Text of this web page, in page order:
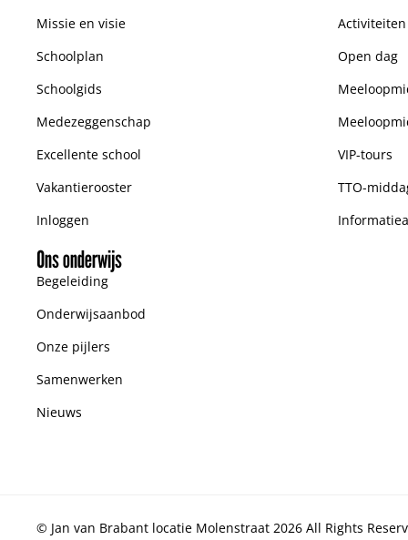
Missie en visie
Schoolplan
Schoolgids
Medezeggenschap
Excellente school
Vakantierooster
Inloggen
Ons onderwijs
Begeleiding
Onderwijsaanbod
Onze pijlers
Samenwerken
Nieuws
Open dag
VIP-tours
TTO-
© Jan van Brabant locatie Molenstraat 2026 All Rights